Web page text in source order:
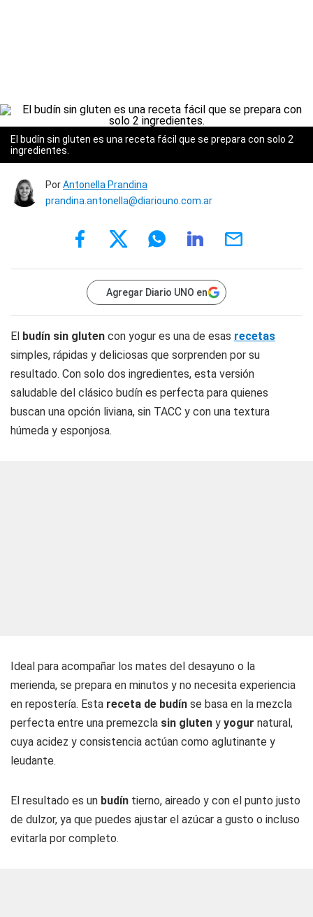
El budín sin gluten es una receta fácil que se prepara con solo 2
ingredientes.
PorAntonella Prandina
prandina.antonella@diariouno.com.ar
Agregar Diario UNO en
El budín sin gluten con yogur es una de esas recetas
simples, rápidas y deliciosas que sorprenden por su
resultado. Con solo dos ingredientes, esta versión
saludable del clásico budín es perfecta para quienes
buscan una opción liviana, sin TACC y con una textura
húmeda y esponjosa.
Ideal para acompañar los mates del desayuno o la
merienda, se prepara en minutos y no necesita experiencia
en repostería. Esta receta de budín se basa en la mezcla
perfecta entre una premezcla sin gluten y yogur natural,
cuya acidez y consistencia actúan como aglutinante y
leudante.
El resultado es un budín tierno, aireado y con el punto justo
de dulzor, ya que puedes ajustar el azúcar a gusto o incluso
evitarla por completo.